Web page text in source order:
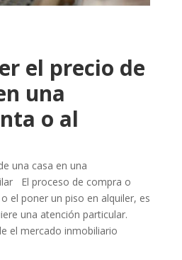
el precio de
una
o al
una casa en una
El proceso de compra o
el poner un piso en alquiler, es
una atención particular.
el mercado inmobiliario